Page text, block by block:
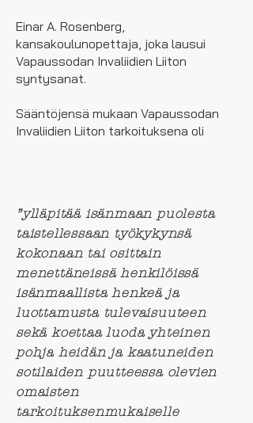
Einar A. Rosenberg,
kansakoulunopettaja, joka lausui
Vapaussodan Invaliidien Liiton
syntysanat.
Sääntöjensä mukaan Vapaussodan
Invaliidien Liiton tarkoituksena oli
”ylläpitää isänmaan puolesta
taistellessaan työkykynsä
kokonaan tai osittain
menettäneissä henkilöissä
isänmaallista henkeä ja
luottamusta tulevaisuuteen
sekä koettaa luoda yhteinen
pohja heidän ja kaatuneiden
sotilaiden puutteessa olevien
omaisten
tarkoituksenmukaiselle